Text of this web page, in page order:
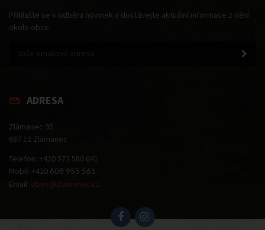
Přihlašte se k odběru novinek a dostávejte aktuální informace z dění
okolo obce.
ADRESA
Zlámanec 95
687 12 Zlámanec
Telefon: +420 572 580 641
Mobil: +420 608 955 561
Email: obec@zlamanec.cz